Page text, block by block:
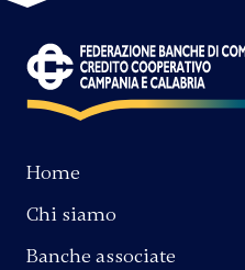
Home
Chi siamo
Banche associate